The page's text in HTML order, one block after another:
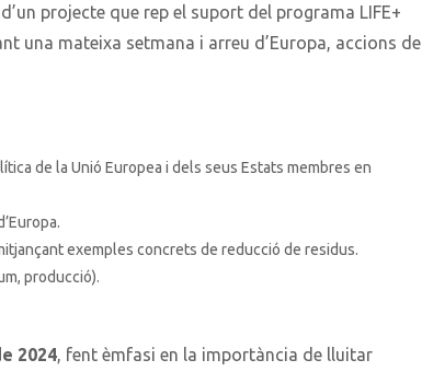
projecte que rep el suport del programa LIFE+
una mateixa setmana i arreu d’Europa, accions de
de la Unió Europea i dels seus Estats membres en
exemples concrets de reducció de residus.
producció).
2024, fent èmfasi en la importància de lluitar